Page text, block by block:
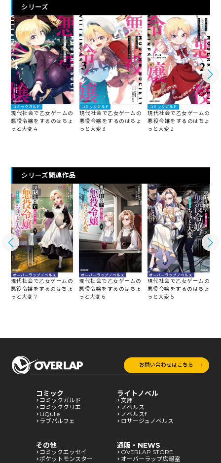
シリーズ
コミックガルド
現代社会で乙女ゲームの
悪役令嬢をするのはちょ
っと大変 4
コミックガルド
現代社会で乙女ゲームの
悪役令嬢をするのはちょ
っと大変 3
コミックガルド
現代社会で乙女ゲームの
悪役令嬢をするのはちょ
っと大変 2
シリーズ関連作品
オーバーラップノベルス
現代社会で乙女ゲームの
悪役令嬢をするのはちょ
っと大変 7
オーバーラップノベルス
現代社会で乙女ゲームの
悪役令嬢をするのはちょ
っと大変 6
オーバーラップノベルス
現代社会で乙女ゲームの
悪役令嬢をするのはちょ
っと大変 5
お問い合わせはこちら
コミック
コミックガルド
コミッククリエ
LiQulle
ラブパルフェ
ライトノベル
文庫
ノベルス
ノベルスf
ロサージュノベルス
その他
コミックエッセイ
ポケットモンスター
通販・NEWS
OVERLAP STORE
オーバーラップ広報室